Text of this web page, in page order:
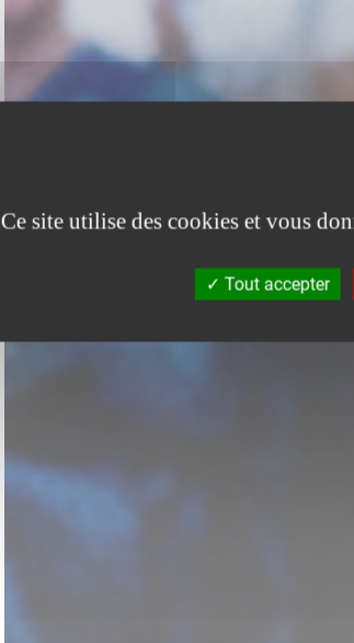
Ce site utilise des cookies et vous
Tout accepter